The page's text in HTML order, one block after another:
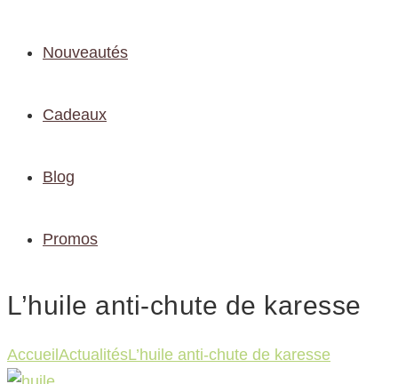
Nouveautés
Cadeaux
Blog
Promos
L’huile anti-chute de karesse
AccueilActualitésL’huile anti-chute de karesse